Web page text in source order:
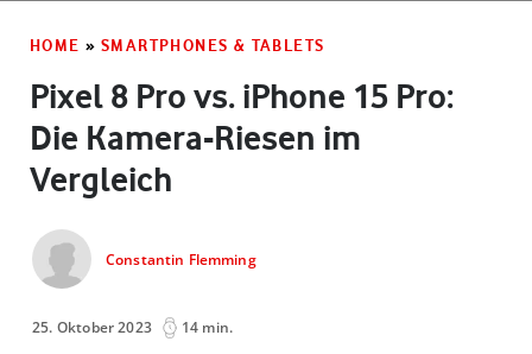
HOME » SMARTPHONES & TABLETS
Pixel 8 Pro vs. iPhone 15 Pro:
Die Kamera-Riesen im
Vergleich
Constantin Flemming
25. Oktober 2023 14 min.